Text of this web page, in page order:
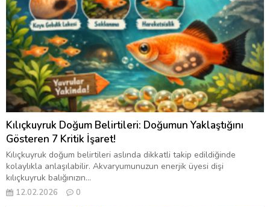
Kılıçkuyruk Doğum Belirtileri: Doğumun Yaklaştığını
Gösteren 7 Kritik İşaret!
Kılıçkuyruk doğum belirtileri aslında dikkatli takip edildiğinde
kolaylıkla anlaşılabilir. Akvaryumunuzun enerjik üyesi dişi
kılıçkuyruk balığınızın...
12.02.2026 0